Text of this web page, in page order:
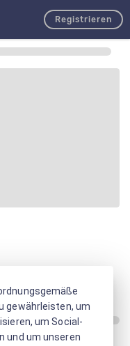
Registrieren
gewährleisten, um
um Social-
und um unseren